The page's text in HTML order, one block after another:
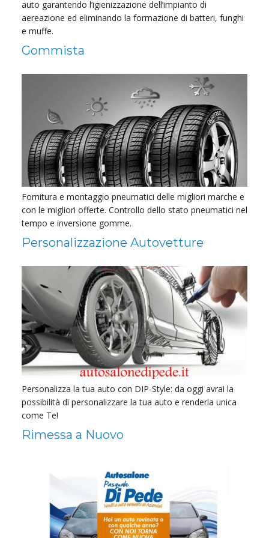
auto garantendo l’igienizzazione dell’impianto di
aereazione ed eliminando la formazione di batteri, funghi
e muffe.
Gommista
Fornitura e montaggio pneumatici delle migliori marche e
con le migliori offerte. Controllo dello stato pneumatici nel
tempo e inversione gomme.
Personalizzazione Autovetture
Personalizza la tua auto con DIP-Style: da oggi avrai la
possibilità di personalizzare la tua auto e renderla unica
come Te!
Rimessa a Nuovo